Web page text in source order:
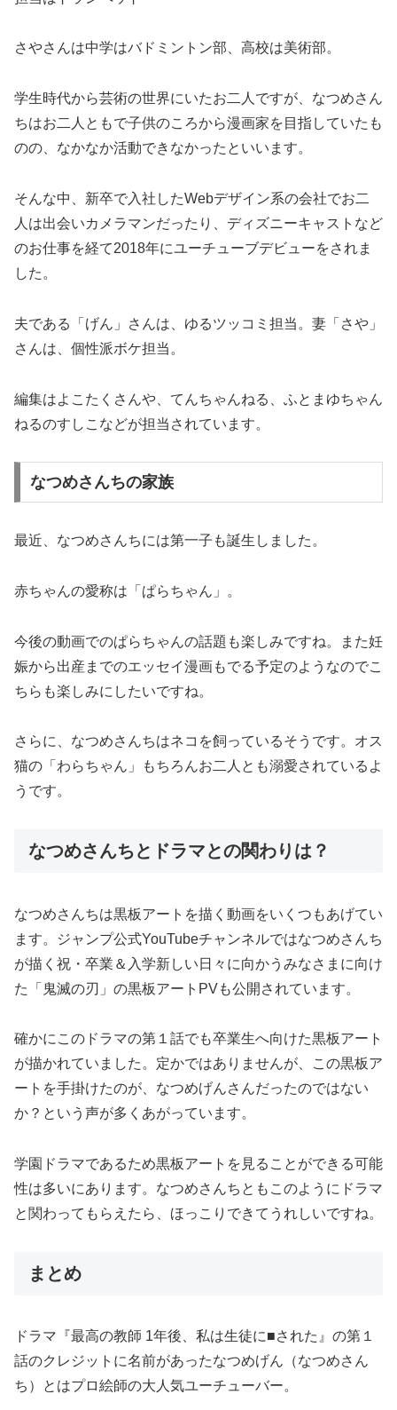
さやさんは中学はバドミントン部、高校は美術部。
学生時代から芸術の世界にいたお二人ですが、なつめさん
ちはお二人ともで子供のころから漫画家を目指していたも
のの、なかなか活動できなかったといいます。
そんな中、新卒で入社したWebデザイン系の会社でお二
人は出会いカメラマンだったり、ディズニーキャストなど
のお仕事を経て2018年にユーチューブデビューをされま
した。
夫である「げん」さんは、ゆるツッコミ担当。妻「さや」
さんは、個性派ボケ担当。
編集はよこたくさんや、てんちゃんねる、ふとまゆちゃん
ねるのすしこなどが担当されています。
なつめさんちの家族
最近、なつめさんちには第一子も誕生しました。
赤ちゃんの愛称は「ぱらちゃん」。
今後の動画でのぱらちゃんの話題も楽しみですね。また妊
娠から出産までのエッセイ漫画もでる予定のようなのでこ
ちらも楽しみにしたいですね。
さらに、なつめさんちはネコを飼っているそうです。オス
猫の「わらちゃん」もちろんお二人とも溺愛されているよ
うです。
なつめさんちとドラマとの関わりは？
なつめさんちは黒板アートを描く動画をいくつもあげてい
ます。ジャンプ公式YouTubeチャンネルではなつめさんち
が描く祝・卒業＆入学新しい日々に向かうみなさまに向け
た「鬼滅の刃」の黒板アートPVも公開されています。
確かにこのドラマの第１話でも卒業生へ向けた黒板アート
が描かれていました。定かではありませんが、この黒板ア
ートを手掛けたのが、なつめげんさんだったのではない
か？という声が多くあがっています。
学園ドラマであるため黒板アートを見ることができる可能
性は多いにあります。なつめさんちともこのようにドラマ
と関わってもらえたら、ほっこりできてうれしいですね。
まとめ
ドラマ『最高の教師 1年後、私は生徒に■された』の第１
話のクレジットに名前があったなつめげん（なつめさん
ち）とはプロ絵師の大人気ユーチューバー。